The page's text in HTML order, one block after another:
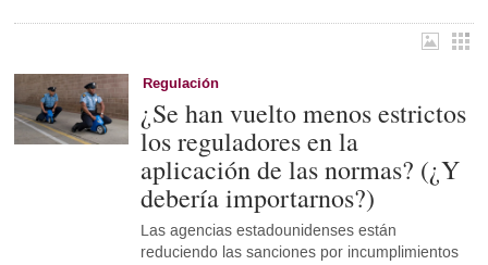
Regulación
¿Se han vuelto menos estrictos
los reguladores en la
aplicación de las normas? (¿Y
debería importarnos?)
Las agencias estadounidenses están
reduciendo las sanciones por incumplimientos